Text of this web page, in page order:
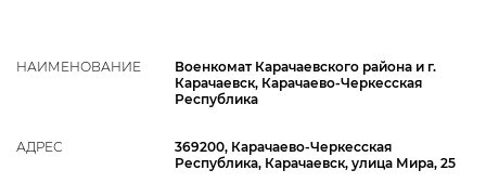
НАИМЕНОВАНИЕ
Военкомат Карачаевского района и г.
Карачаевск, Карачаево-Черкесская
Республика
АДРЕС
369200, Карачаево-Черкесская
Республика, Карачаевск, улица Мира, 25